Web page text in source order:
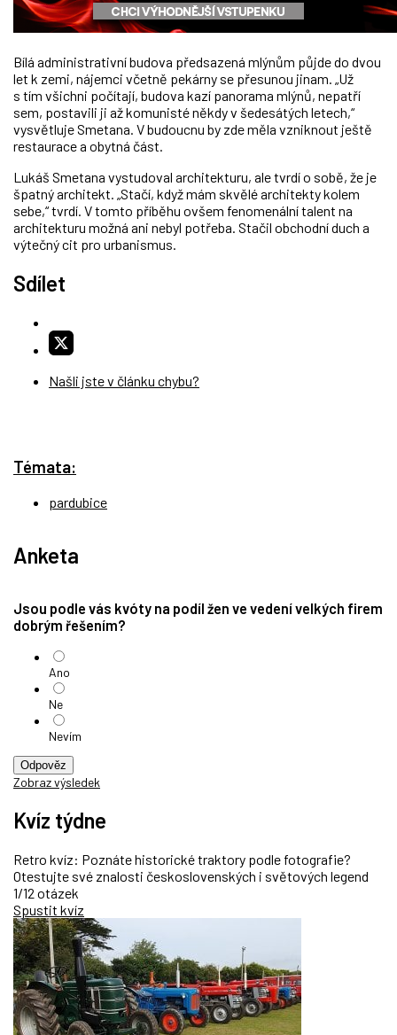
Bílá administrativní budova předsazená mlýnům půjde do dvou
let k zemi, nájemci včetně pekárny se přesunou jinam. „Už
s tím všichni počítají, budova kazí panorama mlýnů, nepatří
sem, postavili ji až komunisté někdy v šedesátých letech,“
vysvětluje Smetana. V budoucnu by zde měla vzniknout ještě
restaurace a obytná část.
Lukáš Smetana vystudoval architekturu, ale tvrdí o sobě, že je
špatný architekt. „Stačí, když mám skvělé architekty kolem
sebe,“ tvrdí. V tomto příběhu ovšem fenomenální talent na
architekturu možná ani nebyl potřeba. Stačil obchodní duch a
výtečný cit pro urbanismus.
Sdílet
Našli jste v článku chybu?
Témata:
pardubice
Anketa
Jsou podle vás kvóty na podíl žen ve vedení velkých firem
dobrým řešením?
Ano
Ne
Nevím
Odpověz
Zobraz výsledek
Kvíz týdne
Retro kvíz: Poznáte historické traktory podle fotografie?
Otestujte své znalosti československých i světových legend
1/12 otázek
Spustit kvíz